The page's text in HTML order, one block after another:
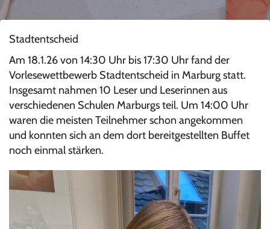
Stadtentscheid
Am 18.1.26 von 14:30 Uhr bis 17:30 Uhr fand der
Vorlesewettbewerb Stadtentscheid in Marburg statt.
Insgesamt nahmen 10 Leser und Leserinnen aus
verschiedenen Schulen Marburgs teil. Um 14:00 Uhr
waren die meisten Teilnehmer schon angekommen
und konnten sich an dem dort bereitgestellten Buffet
noch einmal stärken.